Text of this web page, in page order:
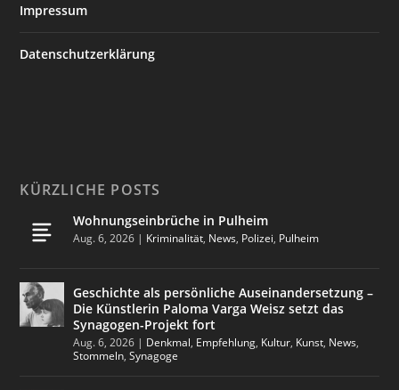
Impressum
Datenschutzerklärung
KÜRZLICHE POSTS
Wohnungseinbrüche in Pulheim
Aug. 6, 2026 | Kriminalität, News, Polizei, Pulheim
Geschichte als persönliche Auseinandersetzung –
Die Künstlerin Paloma Varga Weisz setzt das
Synagogen-Projekt fort
Aug. 6, 2026 | Denkmal, Empfehlung, Kultur, Kunst, News,
Stommeln,Synagoge